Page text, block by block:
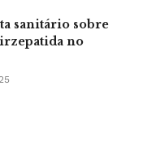
sanitário sobre
no